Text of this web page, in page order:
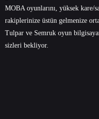
MOBA oyunlarını, yüksek kare/
rakiplerinize üstün gelmenize
Tulpar ve Semruk oyun
sizleri bekliyor.